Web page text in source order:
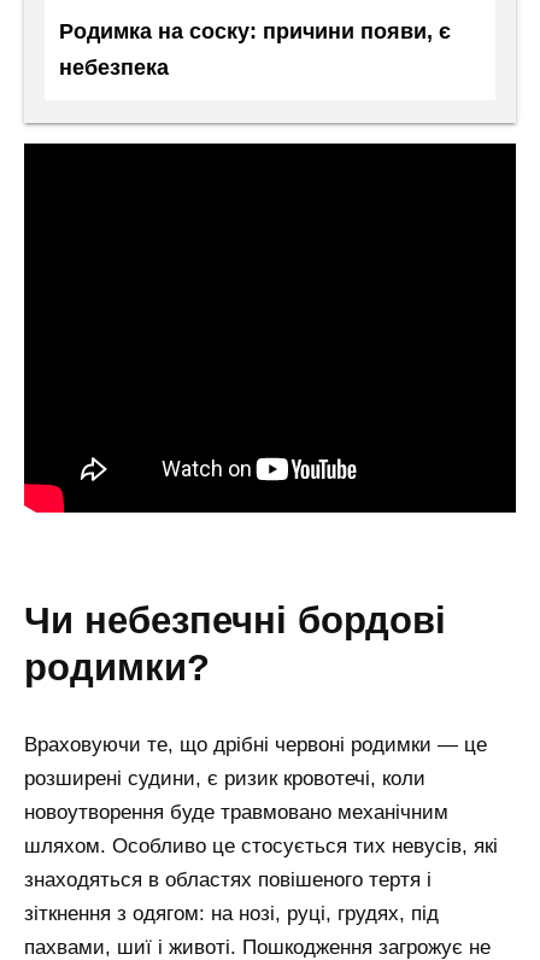
Родимка на соску: причини появи, є
небезпека
чи небезпечні бордові
родимки?
Враховуючи те, що дрібні червоні родимки — це
розширені судини, є ризик кровотечі, коли
новоутворення буде травмовано механічним
шляхом. Особливо це стосується тих невусів, які
знаходяться в областях повішеного тертя і
зіткнення з одягом: на нозі, руці, грудях, під
пахвами, шиї і животі. Пошкодження загрожує не